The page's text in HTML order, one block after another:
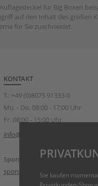
für Big Boxen
auf den Inhalt des
für Sie zuschneidet.
KONTAKT
T.: +49 (0)8075 91333-0
Mo. - Do. 08:00 - 17:00 Uhr
Fr. 08:00 - 15:00 Uhr
info@auer-packaging.de
Sponsoring Anfragen
sponsoring@auer-
Sie kaufen